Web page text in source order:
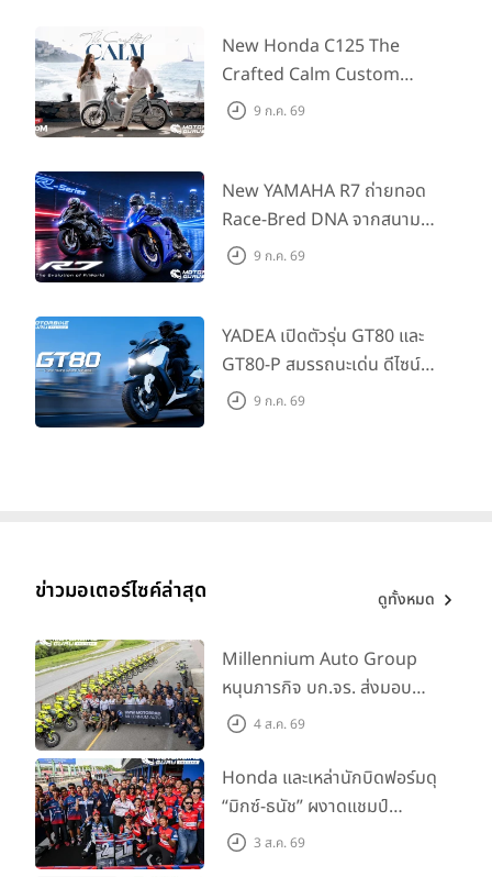
555 คันแรกรับฟรี Adapter
Type2 ฟรี
New Honda C125 The
Crafted Calm Custom
Edition ถ่ายทอดความคลาสสิ
House Flagship Store ทั่ว
ประเทศ
9 ก.ค. 69
New YAMAHA R7 ถ่ายทอด
Race-Bred DNA จากสนาม
แข่งสู่ซูเปอร์สปอร์ตคลาสกลาง
9 ก.ค. 69
YADEA เปิดตัวรุ่น GT80 และ
GT80-P สมรรถนะเด่น ดีไซน์หรู
ปลอดภัย ราคาเข้าถึงง่าย จด
9 ก.ค. 69
ข่าวมอเตอร์ไซค์ล่าสุด ดูทั้งหมด
Millennium Auto Group
หนุนภารกิจ บก.จร. ส่งมอบ
BMW R 1300 GS และ F 900
พร้อม ยกระดับทักษะการขับขี่
เสริมศักยภาพตำรวจจราจร
4 ส.ค. 69
Honda และเหล่านักบิดฟอร์มดุ
“มิกซ์-ธนัช” ผงาดแชมป์
SS600 2 สนามติด “ข้าวกล้อง”
3 ส.ค. 69